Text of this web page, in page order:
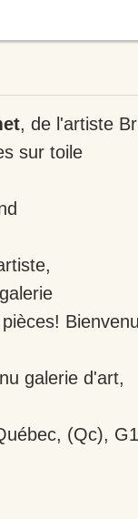
, de l'artiste
sur toile
galerie d'art,
(Qc),